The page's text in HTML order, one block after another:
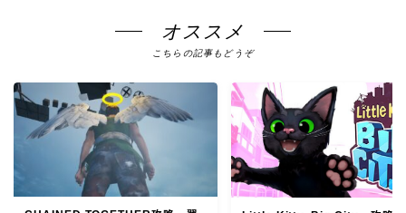
オススメ
こちらの記事もどうぞ